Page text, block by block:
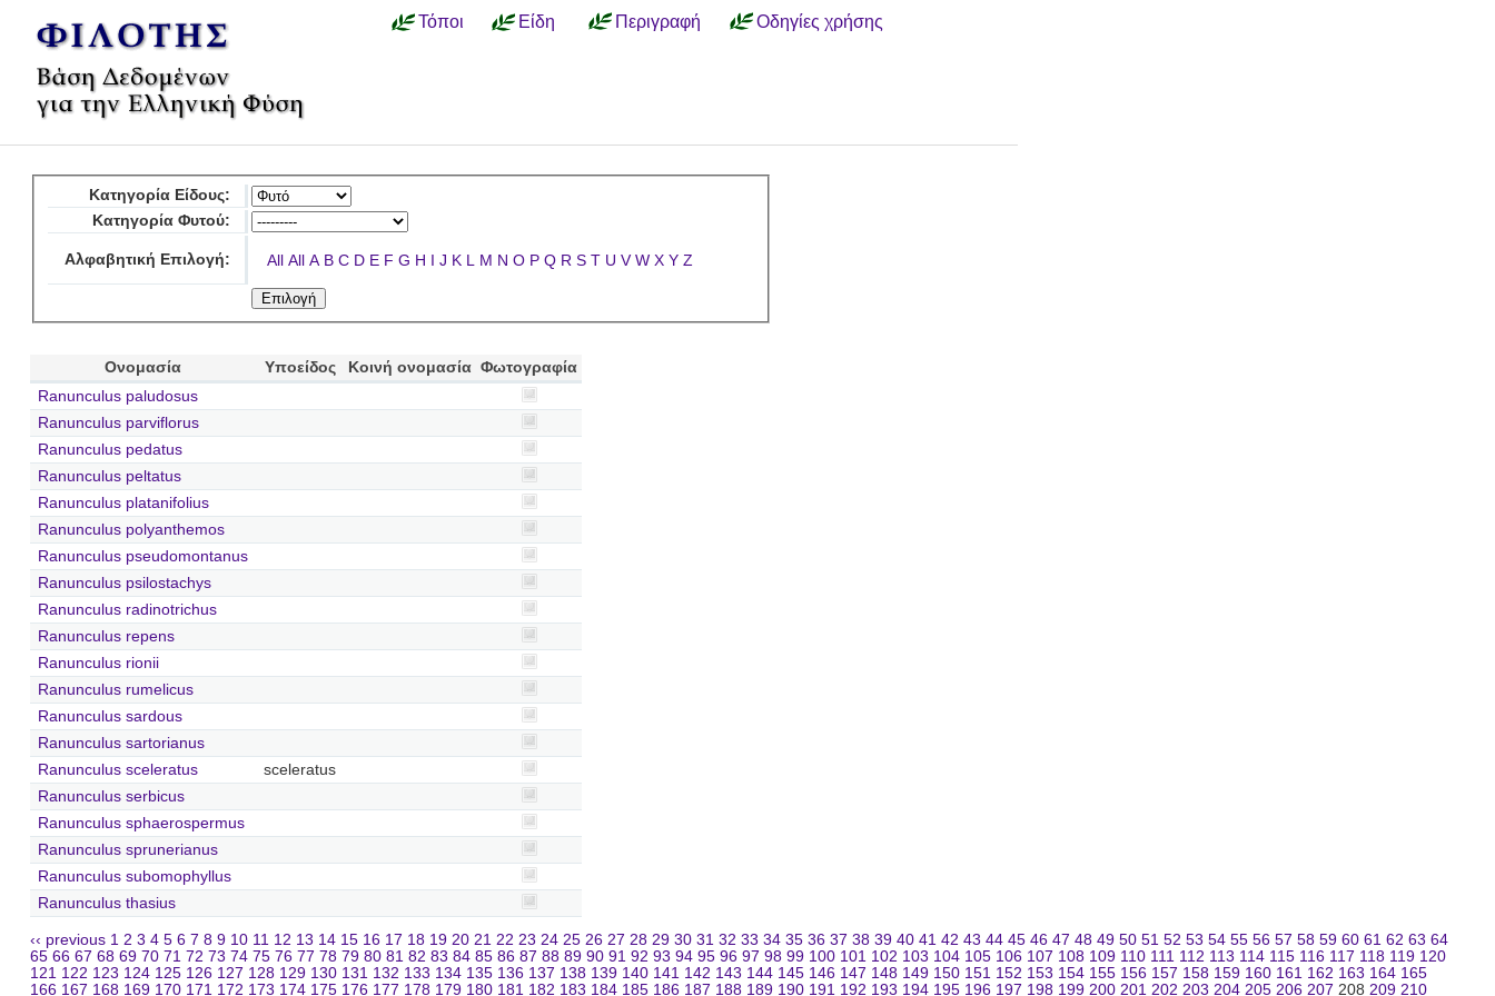
Τόποι Είδη Περιγραφή Οδηγίες χρήσης
Κατηγορία Είδους:
Κατηγορία Φυτού:
Αλφαβητική Επιλογή: All All A B C D E F G H I J K L M N O P Q R S T U V W X Y Z
Ονομασία Υποείδος Κοινή ονομασία Φωτογραφία
Ranunculus paludosus
Ranunculus parviflorus
Ranunculus pedatus
Ranunculus peltatus
Ranunculus platanifolius
Ranunculus polyanthemos
Ranunculus pseudomontanus
Ranunculus psilostachys
Ranunculus radinotrichus
Ranunculus repens
Ranunculus rionii
Ranunculus rumelicus
Ranunculus sardous
Ranunculus sartorianus
Ranunculus sceleratus
sceleratus
Ranunculus serbicus
Ranunculus sphaerospermus
Ranunculus sprunerianus
Ranunculus subomophyllus
Ranunculus thasius
‹‹ previous 1 2 3 4 5 6 7 8 9 10 11 12 13 14 15 16 17 18 19 20 21 22 23 24 25 26 27 28 29 30 31 32 33 34 35 36 37 38 39 40 41 42 43 44 45 46 47 48 49 50 51 52 53 54 55 56 57 58 59 60 61 62 63 64
65 66 67 68 69 70 71 72 73 74 75 76 77 78 79 80 81 82 83 84 85 86 87 88 89 90 91 92 93 94 95 96 97 98 99 100 101 102 103 104 105 106 107 108 109 110 111 112 113 114 115 116 117 118 119 120
121 122 123 124 125 126 127 128 129 130 131 132 133 134 135 136 137 138 139 140 141 142 143 144 145 146 147 148 149 150 151 152 153 154 155 156 157 158 159 160 161 162 163 164 165
166 167 168 169 170 171 172 173 174 175 176 177 178 179 180 181 182 183 184 185 186 187 188 189 190 191 192 193 194 195 196 197 198 199 200 201 202 203 204 205 206 207 208 209 210